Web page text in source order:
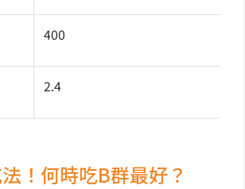
400
2.4
！何時吃B群最好？